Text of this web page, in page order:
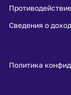
Сведения о
Политика